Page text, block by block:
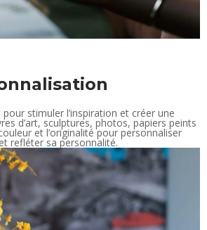
pour stimuler l’inspiration et créer une
d’art, sculptures, photos, papiers peints
et l’originalité pour personnaliser
refléter sa personnalité.